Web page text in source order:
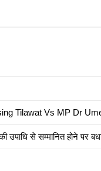
Tilawat Vs MP Dr
उपाधि से सम्मानित होने पर